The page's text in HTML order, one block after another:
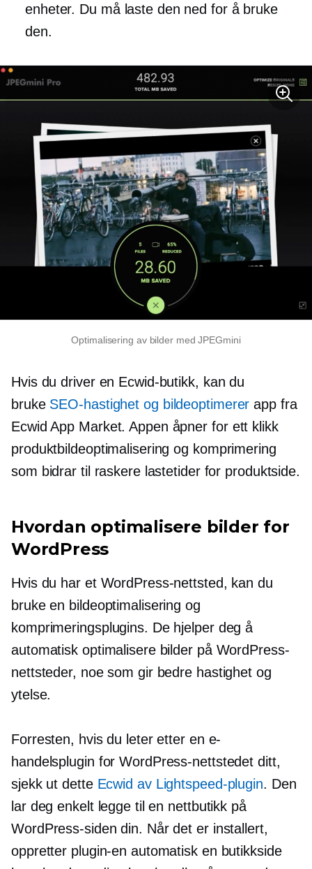
enheter. Du må laste den ned for å bruke
den.
Optimalisering av bilder med JPEGmini
Hvis du driver en Ecwid-butikk, kan du
bruke SEO-hastighet og bildeoptimerer app fra
Ecwid App Market. Appen åpner for ett klikk
produktbildeoptimalisering og komprimering
som bidrar til raskere lastetider for produktside.
Hvordan optimalisere bilder for
WordPress
Hvis du har et WordPress-nettsted, kan du
bruke en bildeoptimalisering og
komprimeringsplugins. De hjelper deg å
automatisk optimalisere bilder på WordPress-
nettsteder, noe som gir bedre hastighet og
ytelse.
Forresten, hvis du leter etter en e-
handelsplugin for WordPress-nettstedet ditt,
sjekk ut dette Ecwid av Lightspeed-plugin. Den
lar deg enkelt legge til en nettbutikk på
WordPress-siden din. Når det er installert,
oppretter plugin-en automatisk en butikkside